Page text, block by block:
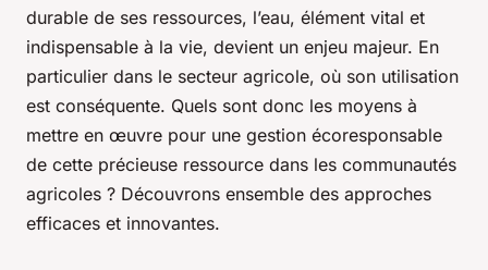
durable de ses ressources, l’eau, élément vital et
indispensable à la vie, devient un enjeu majeur. En
particulier dans le secteur agricole, où son utilisation
est conséquente. Quels sont donc les moyens à
mettre en œuvre pour une gestion écoresponsable
de cette précieuse ressource dans les communautés
agricoles ? Découvrons ensemble des approches
efficaces et innovantes.